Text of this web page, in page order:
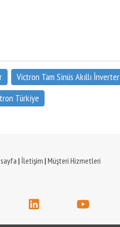
Victron Tam Sinüs Akıllı İnverter
Türkiye
| İletişim | Müşteri Hizmetleri